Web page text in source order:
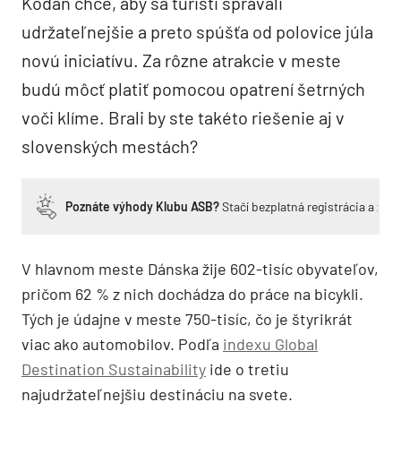
udržateľnejšie a preto spúšťa od polovice júla
novú iniciatívu. Za rôzne atrakcie v meste
budú môcť platiť pomocou opatrení šetrných
voči klíme. Brali by ste takéto riešenie aj v
slovenských mestách?
Poznáte výhody Klubu ASB?Stačí bezplatná registrácia a
V hlavnom meste Dánska žije 602-tisíc obyvateľov,
pričom 62 % z nich dochádza do práce na bicykli.
Tých je údajne v meste 750-tisíc, čo je štyrikrát
viac ako automobilov. Podľa indexu Global
Destination Sustainability ide o tretiu
najudržateľnejšiu destináciu na svete.